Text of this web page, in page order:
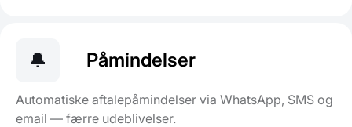
🔔 Påmindelser
Automatiske aftalepåmindelser via WhatsApp, SMS og
email — færre udeblivelser.